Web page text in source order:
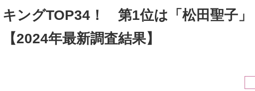
門サイト エレクトロニクス専門サイト
キングTOP34！ 第1位は「松田聖子」
【2024年最新調査結果】